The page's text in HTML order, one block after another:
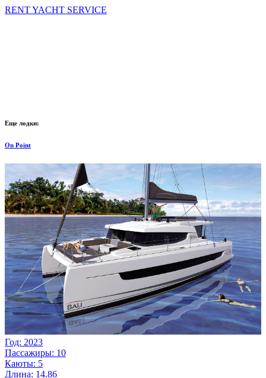
RENT YACHT SERVICE
Еще лодки:
On Point
Год: 2023
Пассажиры: 10
Каюты: 5
Длина: 14.86